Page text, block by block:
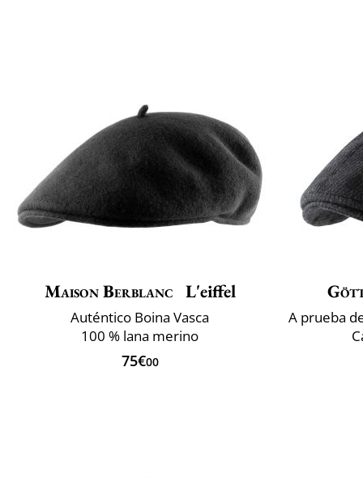
Maison Berblanc L'eiffel
Auténtico Boina Vasca
100 % lana merino
75€00